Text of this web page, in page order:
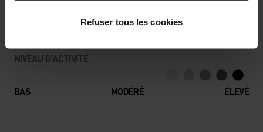
Refuser tous les cookies
NIVEAU D'ACTIVITÉ
BAS MODÉRÉ ÉLEVÉ